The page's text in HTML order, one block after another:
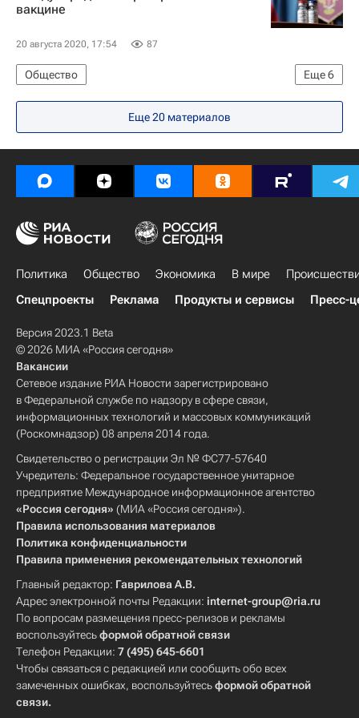
вакцине
20 августа 2020, 17:54 87
Еще6
Общество
Российский фонд прямых инвестиций
Коронавирусы
Коронавирус COVID-19
Коронавирус в России
РФПИ против Covid 19
Еще 20 материалов
Политика Общество Экономика В мире
Спецпроекты
Реклама Продукты и сервисы Пресс-
Версия 2023.1 Beta
© 2026 МИА «Россия сегодня»
Вакансии
Сетевое издание РИА Новости зарегистрировано
в Федеральной службе по надзору в сфере связи,
информационных технологий и массовых коммуникаций
(Роскомнадзор) 08 апреля 2014 года.
Свидетельство о регистрации Эл № ФС77-57640
Учредитель: Федеральное государственное унитарное
предприятие Международное информационное агентство
«Россия сегодня» (МИА «Россия сегодня»).
Правила использования материалов
Политика конфиденциальности
Правила применения рекомендательных технологий
Главный редактор: Гаврилова А.В.
Адрес электронной почты Редакции: internet-group@ria.ru
По вопросам размещения пресс-релизов и рекламы
воспользуйтесьформой обратной связи
Телефон Редакции: 7 (495) 645-6601
Чтобы связаться с редакцией или сообщить обо всех
замеченных ошибках, воспользуйтесьформой обратной
связи.